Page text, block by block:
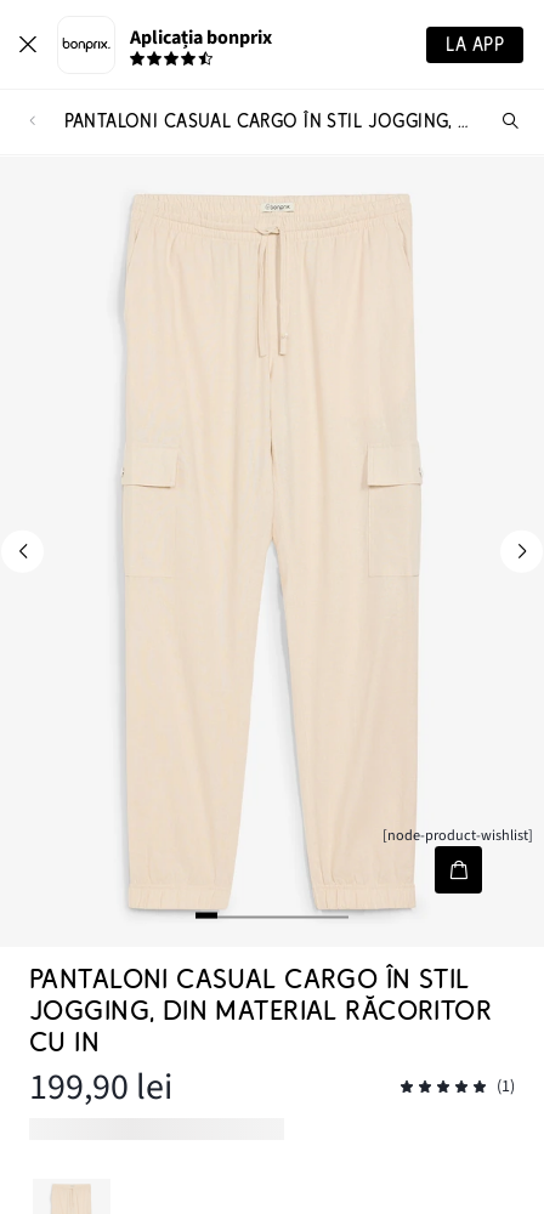
Aplicația bonprix LA APP
PANTALONI CASUAL CARGO ÎN STIL JOGGING, DIN MATERIAL RĂCORITOR CU IN
[node-product-wishlist]
PANTALONI CASUAL CARGO ÎN STIL
JOGGING, DIN MATERIAL RĂCORITOR
CU IN
199,90 lei (1)